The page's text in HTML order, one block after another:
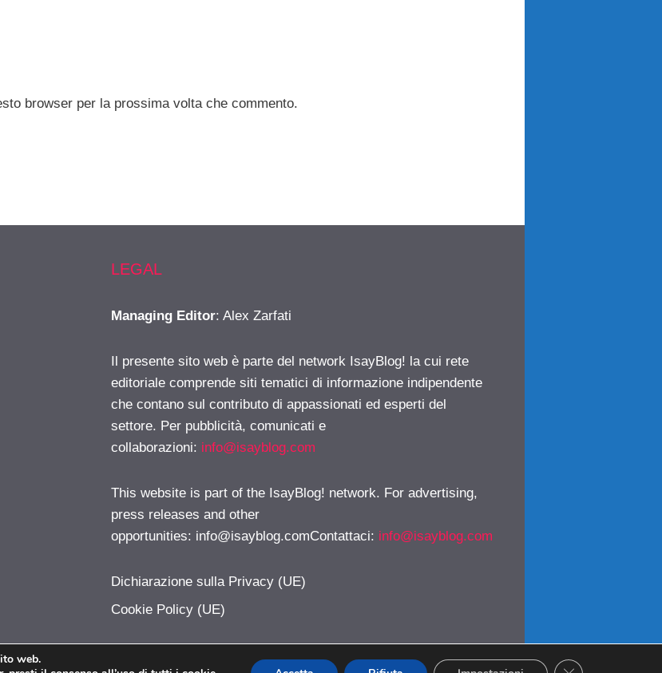
browser per la prossima volta che commento.
LEGAL
Managing Editor: Alex Zarfati
Il presente sito web è parte del network IsayBlog! la cui rete
editoriale comprende siti tematici di informazione indipendente
che contano sul contributo di appassionati ed esperti del
settore. Per pubblicità, comunicati e
collaborazioni: info@isayblog.com
This website is part of the IsayBlog! network. For advertising,
press releases and other
opportunities: info@isayblog.comContattaci: info@isayblog.com
Dichiarazione sulla Privacy (UE)
Cookie Policy (UE)
web.
CLOSE GDPR